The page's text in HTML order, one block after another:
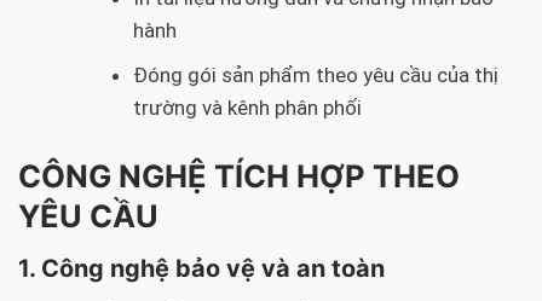
hành
Đóng gói sản phẩm theo yêu cầu của thị
trường và kênh phân phối
CÔNG NGHỆ TÍCH HỢP THEO
YÊU CẦU
1. Công nghệ bảo vệ và an toàn